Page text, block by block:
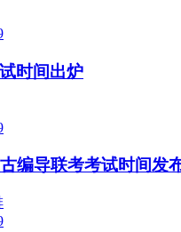
时间出炉
编导联考考试时间发